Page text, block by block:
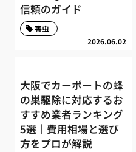
信頼のガイド
2026.06.02
害虫
大阪でカーポートの蜂
の巣駆除に対応するお
すすめ業者ランキング
5選｜費用相場と選び
方をプロが解説